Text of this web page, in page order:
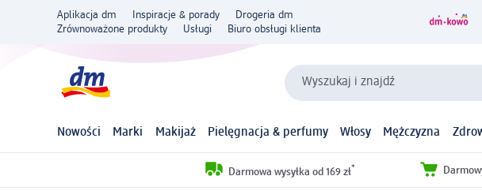
Aplikacja dm Inspiracje & porady
Drogeria dm
Zrównoważone produkty
Usługi Biuro obsługi klienta
Wyszukaj i znajdź
Nowości Marki Makijaż Pielęgnacja & perfumy Włosy Mężczyzna
Darmowa wysyłka od 169 zł*